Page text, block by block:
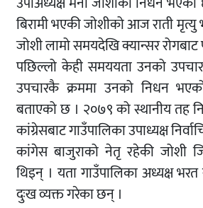
बिरामी भएकी जोशीको आज राती मृत्यु
जोशी लामो समयदेखि क्यान्सर रोगबाट
पछिल्लो केही समययता उनको उपचार
उपचारकै क्रममा उनको निधन भएको
बताएको छ । २०७९ को स्थानीय तह
कांग्रेसबाट गाउँपालिका उपाध्यक्ष
कांगेस बाजुराको नेतृ रहेकी जोशी
थिइन् । यता गाउँपालिका अध्यक्ष भरत
दुःख व्यक्त गरेका छन् ।